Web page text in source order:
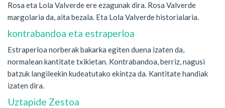
Rosa eta Lola Valverde ere ezagunak dira. Rosa Valverde
margolaria da, aita bezala. Eta Lola Valverde historialaria.
kontrabandoa eta estraperloa
Estraperloa norberak bakarka egiten duena izaten da,
normalean kantitate txikietan. Kontrabandoa, berriz, nagusi
batzuk langileekin kudeatutako ekintza da. Kantitate handiak
izaten dira.
Uztapide Zestoa